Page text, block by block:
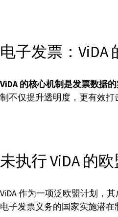
电子发票：ViDA
ViDA 的核心机制是发票数据
制不仅提升透明度，更有效打
未执行 ViDA 的
ViDA 作为一项泛欧盟计划，
电子发票义务的国家实施潜在